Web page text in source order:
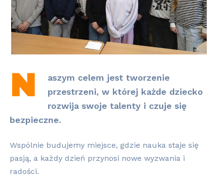
N
aszym celem jest tworzenie
przestrzeni, w której każde dziecko
rozwija swoje talenty i czuje się
bezpieczne.
Wspólnie budujemy miejsce, gdzie nauka staje się
pasją, a każdy dzień przynosi nowe wyzwania i
radości.